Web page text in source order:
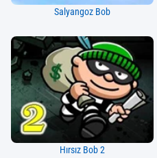
Salyangoz Bob
Hırsız Bob 2